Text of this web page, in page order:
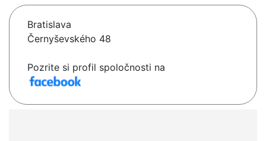
Bratislava
Černyševského 48
Pozrite si profil spoločnosti na